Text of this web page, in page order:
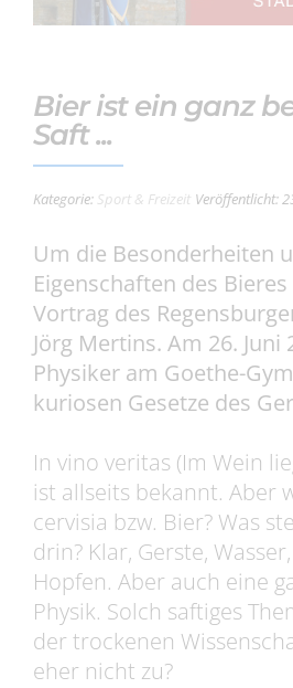
Bier ist ein ganz
Saft ...
Kategorie: Sport & Freizeit Veröffentlicht:
Um die Besonderheiten
Eigenschaften des
Vortrag des
Jörg Mertins. Am 26.
Physiker am Goethe-
kuriosen Gesetze des
In vino veritas (Im Wein
ist allseits bekannt. Aber
cervisia bzw. Bier? Was
drin? Klar, Gerste,
Hopfen. Aber auch eine
Physik. Solch saftiges
der trockenen
eher nicht zu?